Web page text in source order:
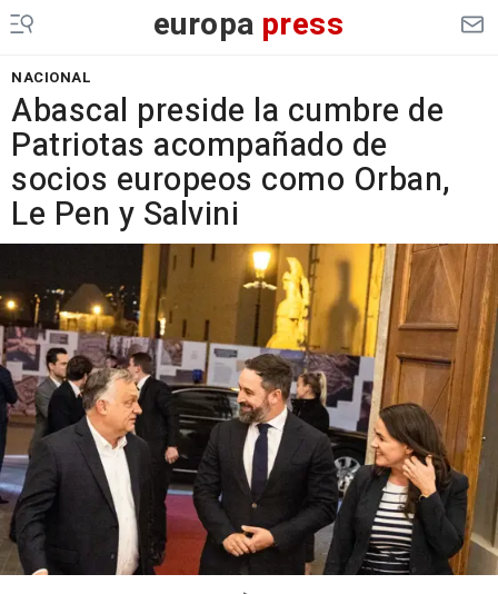
europa press
NACIONAL
Abascal preside la cumbre de
Patriotas acompañado de
socios europeos como Orban,
Le Pen y Salvini